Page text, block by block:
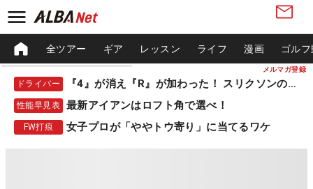
メルマガ登録
全ツアー ギア レッスン ライフ 漫画 ゴル
ドライバー 『4』が消え『R』が加わった！ スリクソンの新作
性能早見表 最新アイアンはロフト角で選べ！
FW打痕 女子プロが「ややトウ寄り」に当てるワケ